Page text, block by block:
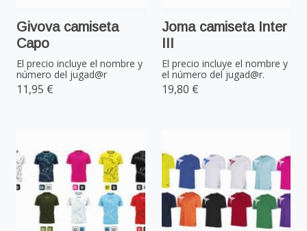
Givova camiseta
Capo
El precio incluye el nombre y
número del jugad@r
11,95 €
Joma camiseta Inter
III
El precio incluye el nombre y
el número del jugad@r.
19,80 €